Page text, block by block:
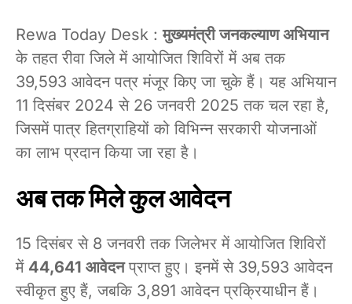
Rewa Today Desk :मुख्यमंत्री जनकल्याण अभियान
के तहत रीवा जिले में आयोजित शिविरों में अब तक
39,593 आवेदन पत्र मंजूर किए जा चुके हैं। यह अभियान
11 दिसंबर 2024 से 26 जनवरी 2025 तक चल रहा है,
जिसमें पात्र हितग्राहियों को विभिन्न सरकारी योजनाओं
का लाभ प्रदान किया जा रहा है।
अब तक मिले कुल आवेदन
15 दिसंबर से 8 जनवरी तक जिलेभर में आयोजित शिविरों
में 44,641 आवेदनप्राप्त हुए। इनमें से 39,593 आवेदन
स्वीकृत हुए हैं, जबकि 3,891 आवेदन प्रक्रियाधीन हैं।